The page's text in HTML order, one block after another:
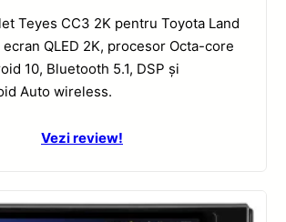
Teyes CC3 2K pentru Toyota Land
QLED 2K, procesor Octa-core
10, Bluetooth 5.1, DSP și
Auto wireless.
Vezi review!